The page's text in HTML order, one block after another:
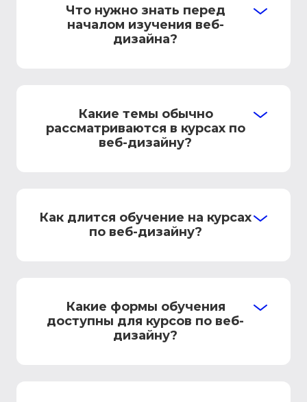
Что нужно знать перед
началом изучения веб-
дизайна?
Какие темы обычно
рассматриваются в курсах по
веб-дизайну?
Как длится обучение на курсах
по веб-дизайну?
Какие формы обучения
доступны для курсов по веб-
дизайну?